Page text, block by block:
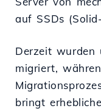
auf SSDs
Derzeit wurden
migriert,
bringt